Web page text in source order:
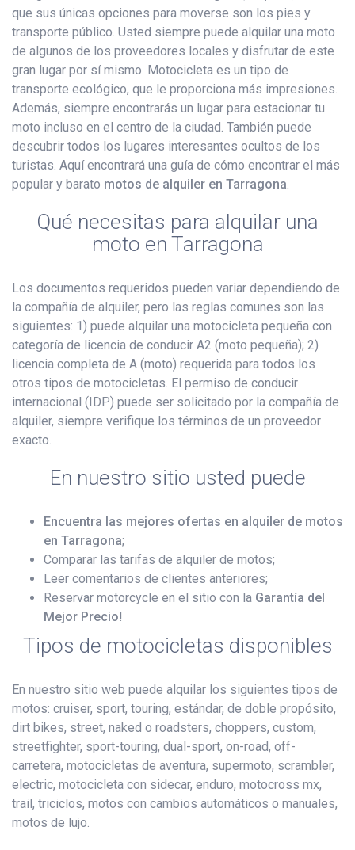
que sus únicas opciones para moverse son los pies y
transporte público. Usted siempre puede alquilar una moto
de algunos de los proveedores locales y disfrutar de este
gran lugar por sí mismo. Motocicleta es un tipo de
transporte ecológico, que le proporciona más impresiones.
Además, siempre encontrarás un lugar para estacionar tu
moto incluso en el centro de la ciudad. También puede
descubrir todos los lugares interesantes ocultos de los
turistas. Aquí encontrará una guía de cómo encontrar el más
popular y barato motos de alquiler en Tarragona.
Qué necesitas para alquilar una
moto en Tarragona
Los documentos requeridos pueden variar dependiendo de
la compañía de alquiler, pero las reglas comunes son las
siguientes: 1) puede alquilar una motocicleta pequeña con
categoría de licencia de conducir A2 (moto pequeña); 2)
licencia completa de A (moto) requerida para todos los
otros tipos de motocicletas. El permiso de conducir
internacional (IDP) puede ser solicitado por la compañía de
alquiler, siempre verifique los términos de un proveedor
exacto.
En nuestro sitio usted puede
Encuentra las mejores ofertas en alquiler de motos
en Tarragona;
Comparar las tarifas de alquiler de motos;
Leer comentarios de clientes anteriores;
Reservar motorcycle en el sitio con la Garantía del
Mejor Precio!
Tipos de motocicletas disponibles
En nuestro sitio web puede alquilar los siguientes tipos de
motos: cruiser, sport, touring, estándar, de doble propósito,
dirt bikes, street, naked o roadsters, choppers, custom,
streetfighter, sport-touring, dual-sport, on-road, off-
carretera, motocicletas de aventura, supermoto, scrambler,
electric, motocicleta con sidecar, enduro, motocross mx,
trail, triciclos, motos con cambios automáticos o manuales,
motos de lujo.